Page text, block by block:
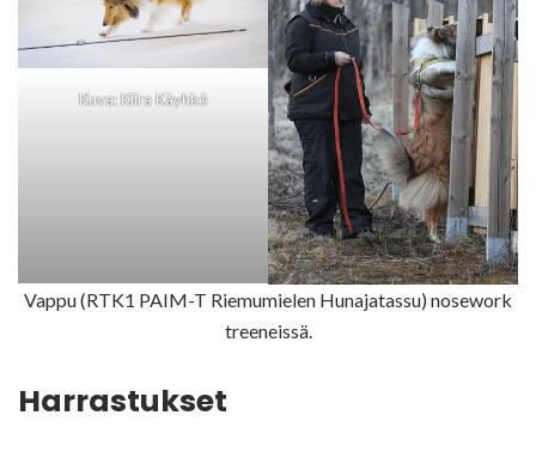
Kuva: Kiira Käyhkö
Vappu (RTK1 PAIM-T Riemumielen Hunajatassu) nosework
treeneissä.
Harrastukset